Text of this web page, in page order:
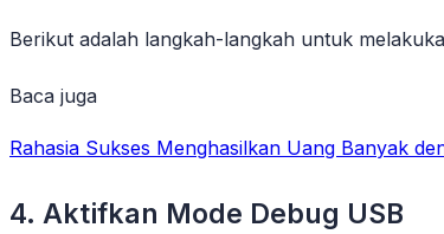
Berikut adalah langkah-langkah untuk
Baca juga
Rahasia Sukses Menghasilkan Uang Banyak
4. Aktifkan Mode Debug USB